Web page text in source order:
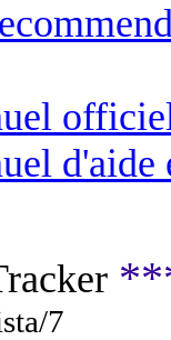
d'aide
7